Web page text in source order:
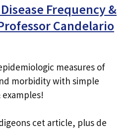
Frequency &
Candelario
measures of
morbidity with simple
cet article, plus de